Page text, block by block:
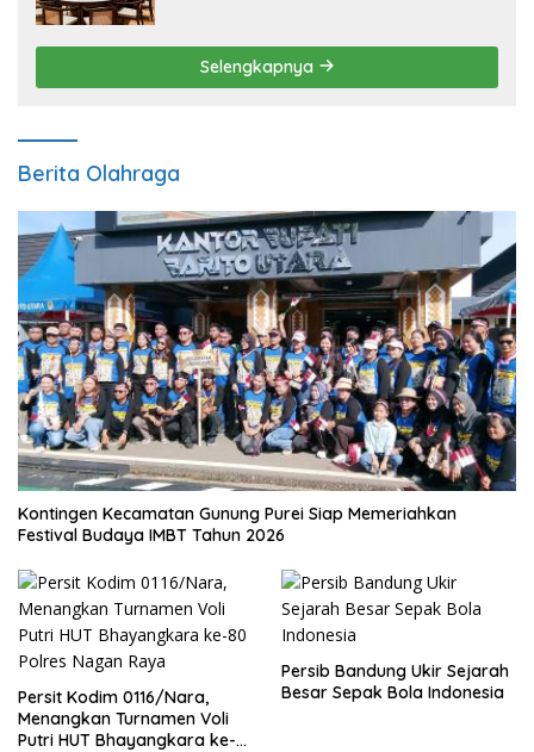
Selengkapnya
Berita Olahraga
Kontingen Kecamatan Gunung Purei Siap Memeriahkan
Festival Budaya IMBT Tahun 2026
Persit Kodim 0116/Nara,
Menangkan Turnamen Voli
Putri HUT Bhayangkara ke-
Persib Bandung Ukir Sejarah
Besar Sepak Bola Indonesia